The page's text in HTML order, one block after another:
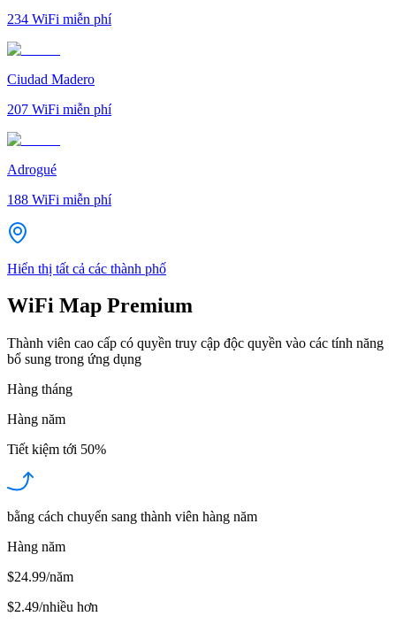
234 WiFi miễn phí
Ciudad Madero
207 WiFi miễn phí
Adrogué
188 WiFi miễn phí
Hiển thị tất cả các thành phố
WiFi Map Premium
Thành viên cao cấp có quyền truy cập độc quyền vào các tính năng
bổ sung trong ứng dụng
Hàng tháng
Hàng năm
Tiết kiệm tới 50%
bằng cách chuyển sang thành viên hàng năm
Hàng năm
$24.99/năm
$2.49/nhiều hơn